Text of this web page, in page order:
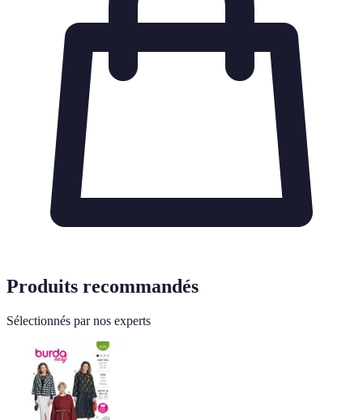
Produits recommandés
Sélectionnés par nos experts